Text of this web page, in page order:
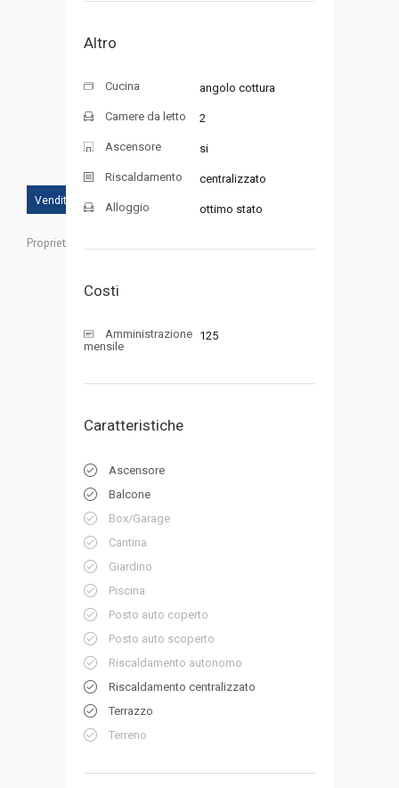
Vendita
Proprietà ID:
Altro
Cucina angolo cottura
Camere da letto 2
Ascensore si
Riscaldamento centralizzato
Alloggio ottimo stato
Costi
Amministrazione
mensile
125
Caratteristiche
Ascensore
Balcone
Box/Garage
Cantina
Giardino
Piscina
Posto auto coperto
Posto auto scoperto
Riscaldamento autonomo
Riscaldamento centralizzato
Terrazzo
Terreno